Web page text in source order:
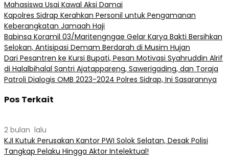
Mahasiswa Usai Kawal Aksi Damai
Kapolres Sidrap Kerahkan Personil untuk Pengamanan
Keberangkatan Jamaah Haji
Babinsa Koramil 03/Maritengngae Gelar Karya Bakti Bersihkan
Selokan, Antisipasi Demam Berdarah di Musim Hujan
Dari Pesantren ke Kursi Bupati, Pesan Motivasi Syahruddin Alrif
di Halalbihalal Santri Ajatappareng, Sawerigading, dan Toraja
Patroli Dialogis OMB 2023-2024 Polres Sidrap, Ini Sasarannya
Pos Terkait
2 bulan lalu
KJI Kutuk Perusakan Kantor PWI Solok Selatan, Desak Polisi
Tangkap Pelaku Hingga Aktor Intelektual!